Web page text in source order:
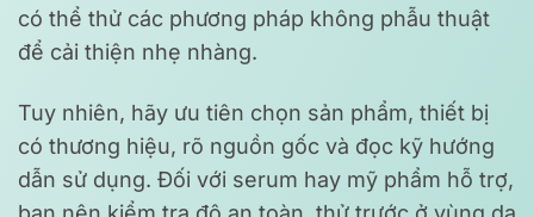
có thể thử các phương pháp không phẫu thuật
để cải thiện nhẹ nhàng.
Tuy nhiên, hãy ưu tiên chọn sản phẩm, thiết bị
có thương hiệu, rõ nguồn gốc và đọc kỹ hướng
dẫn sử dụng. Đối với serum hay mỹ phẩm hỗ trợ,